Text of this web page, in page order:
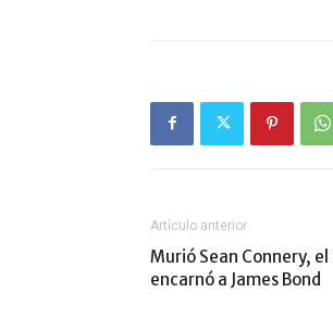
Artículo anterior
Murió Sean Connery,
encarnó a James Bond